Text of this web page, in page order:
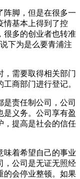
阵脚，但是在很多一
情基本上得到了控
很多的创业者也转准
下为是么要青浦注
，需要取得相关部门
商部门进行登记。
责任制公司，公司
是义务。公司享有盈
，提高是社会的信任
味着希望自己的事业
，公司是无证无照经
的会停业整顿。如果